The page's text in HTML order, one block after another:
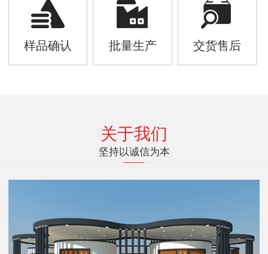
样品确认 批量生产 交货售后
关于我们
坚持以诚信为本